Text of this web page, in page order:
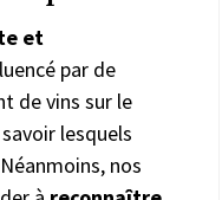
et
par de
de vins sur le
lesquels
nos